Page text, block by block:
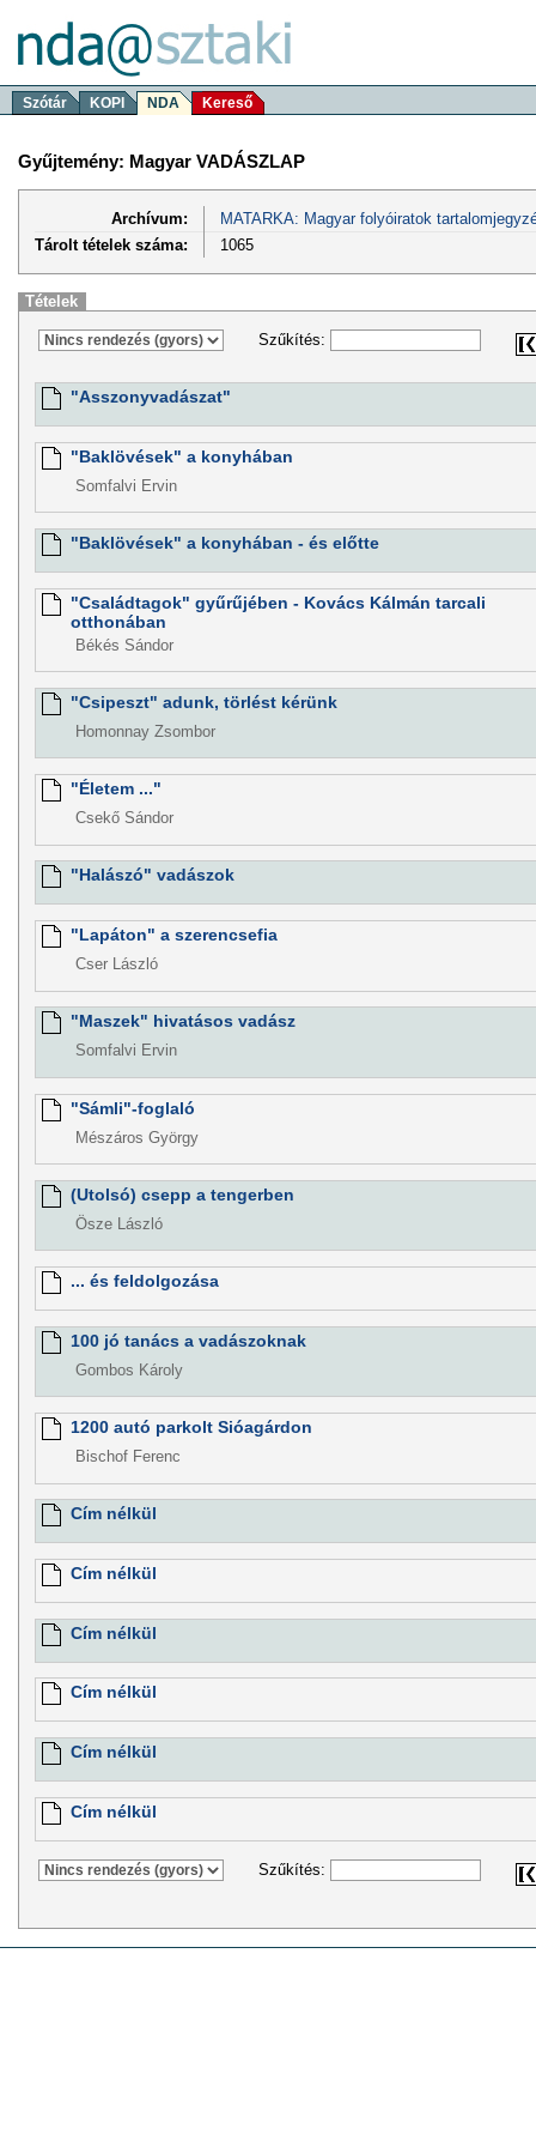
Szótár KOPI NDA Kereső
Gyűjtemény: Magyar VADÁSZLAP
Archívum:
MATARKA: Magyar folyóiratok
Tárolt tételek száma:
1065
Tételek
Szűkítés:
"Asszonyvadászat"
"Baklövések" a konyhában
Somfalvi Ervin
"Baklövések" a konyhában - és előtte
"Családtagok" gyűrűjében - Kovács Kálmán tarcali
otthonában
Békés Sándor
"Csipeszt" adunk, törlést kérünk
Homonnay Zsombor
"Életem ..."
Csekő Sándor
"Halászó" vadászok
"Lapáton" a szerencsefia
Cser László
"Maszek" hivatásos vadász
Somfalvi Ervin
"Sámli"-foglaló
Mészáros György
(Utolsó) csepp a tengerben
Ösze László
... és feldolgozása
100 jó tanács a vadászoknak
Gombos Károly
1200 autó parkolt Sióagárdon
Bischof Ferenc
Cím nélkül
Cím nélkül
Cím nélkül
Cím nélkül
Cím nélkül
Cím nélkül
Szűkítés: